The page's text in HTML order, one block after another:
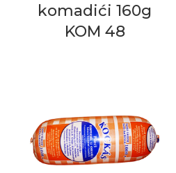
komadići 160g
KOM 48